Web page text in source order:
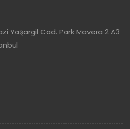
Yaşargil Cad. Park Mavera 2 A3